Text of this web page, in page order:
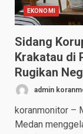
EKONOMI
Sidang
Krakatau di
Rugikan
admin
koranmonitor –
Medan